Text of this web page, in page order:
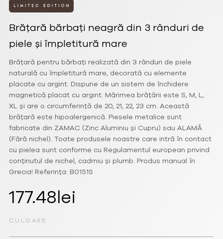
Brățară bărbați neagră din 3 rânduri de
piele și împletitură mare
Brățară pentru bărbați realizată din 3 rânduri de piele
naturală cu împletitură mare, decorată cu elemente
placate cu argint. Dispune de un sistem de închidere
magnetică placat cu argint. Mărimea brățării este S, M, L,
XL și are o circumferință de 20, 21, 22, 23 cm. Această
brățară este hipoalergenică. Piesele metalice sunt
fabricate din ZAMAC (Zinc Aluminiu și Cupru) sau ALAMĂ
(Fără nichel). Toate produsele noastre care intră în contact
cu pielea sunt conforme cu Regulamentul european privind
conținutul de nichel, cadmiu și plumb. Produs manual în
Grecia! Referința: B0151S
177.48lei
CULOARE